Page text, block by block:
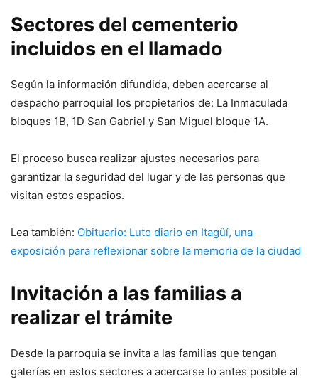
Sectores del cementerio
incluidos en el llamado
Según la información difundida, deben acercarse al
despacho parroquial los propietarios de: La Inmaculada
bloques 1B, 1D San Gabriel y San Miguel bloque 1A.
El proceso busca realizar ajustes necesarios para
garantizar la seguridad del lugar y de las personas que
visitan estos espacios.
Lea también: Obituario: Luto diario en Itagüí, una
exposición para reflexionar sobre la memoria de la ciudad
Invitación a las familias a
realizar el trámite
Desde la parroquia se invita a las familias que tengan
galerías en estos sectores a acercarse lo antes posible al